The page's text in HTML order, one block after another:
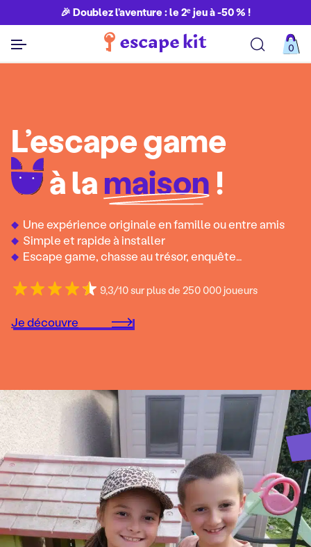
🎉 Doublez l’aventure : le 2ᵉ jeu à -50 % !
0
L’escape game
à lamaison!
Une expérience originale en famille ou entre amis
Simple et rapide à installer
Escape game, chasse au trésor, enquête…
9,3/10 sur plus de 250 000 joueurs
Je découvre